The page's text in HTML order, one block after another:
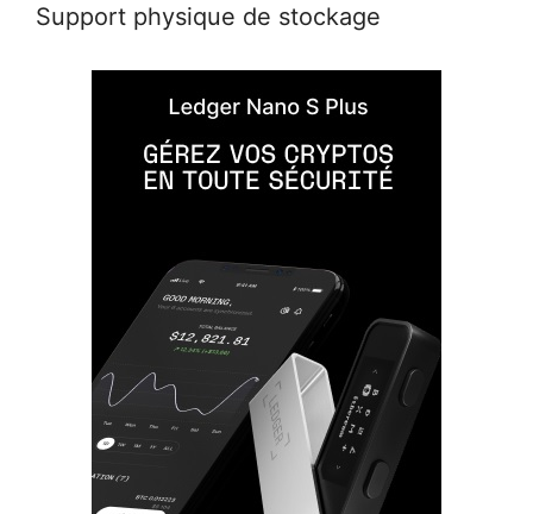
Support physique de stockage